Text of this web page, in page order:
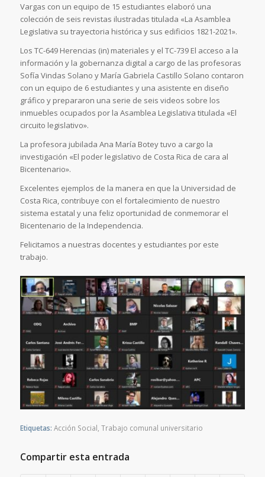
Vargas con un equipo de 15 estudiantes elaboró una
colección de seis revistas ilustradas titulada «La Asamblea
Legislativa su trayectoria histórica y sus edificios 1821-2021».
Los TC-649 Herencias (in) materiales y el TC-739 El acceso a la
información y la gobernanza digital a cargo de las profesoras
Sofía Vindas Solano y María Gabriela Castillo Solano contaron
con un equipo de 6 estudiantes y una asistente en diseño
gráfico y prepararon una serie de seis videos sobre los
inmuebles ocupados por la Asamblea Legislativa titulada «El
circuito legislativo».
La profesora jubilada Ana María Botey tuvo a cargo la
investigación «El poder legislativo de Costa Rica de cara al
Bicentenario».
Excelentes ejemplos de la manera en que la Universidad de
Costa Rica, contribuye con el fortalecimiento de nuestro
sistema estatal y una feliz oportunidad de conmemorar el
Bicentenario de la Independencia.
Felicitamos a nuestras docentes y estudiantes por este
trabajo.
Etiquetas: Acción Social Trabajo comunal universitario
Compartir esta entrada